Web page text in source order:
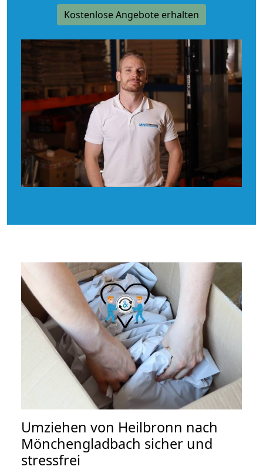
Kostenlose Angebote erhalten
Umziehen von Heilbronn nach
Mönchengladbach sicher und
stressfrei